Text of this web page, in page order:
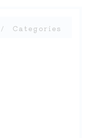
Categories